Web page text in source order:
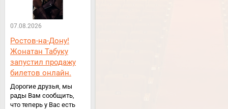
07.08.2026
Ростов-на-Дону!
Жонатан Табуку
запустил продажу
билетов онлайн.
Дорогие друзья, мы
рады Вам сообщить,
что теперь у Вас есть